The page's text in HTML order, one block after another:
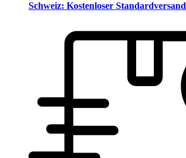
Schweiz: Kostenloser Standardversand